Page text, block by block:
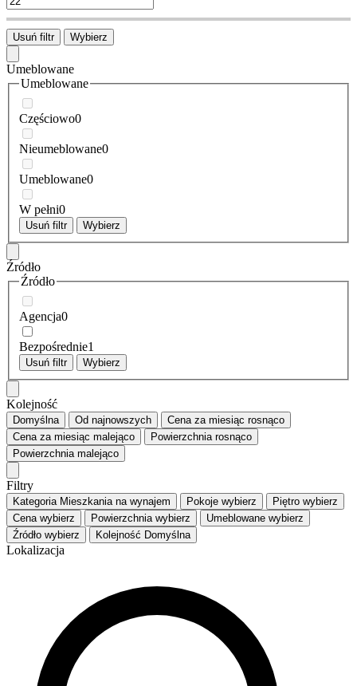
Usuń filtr Wybierz
Umeblowane
Umeblowane
Częściowo0
Nieumeblowane0
Umeblowane0
W pełni0
Usuń filtr Wybierz
Źródło
Źródło
Agencja0
Bezpośrednie1
Usuń filtr Wybierz
Kolejność
Domyślna Od najnowszych Cena za miesiąc rosnąco
Cena za miesiąc malejąco Powierzchnia rosnąco
Powierzchnia malejąco
Filtry
Kategoria Mieszkania na wynajem Pokoje wybierz Piętro wybierz
Cena wybierz Powierzchnia wybierz Umeblowane wybierz
Źródło wybierz Kolejność Domyślna
Lokalizacja